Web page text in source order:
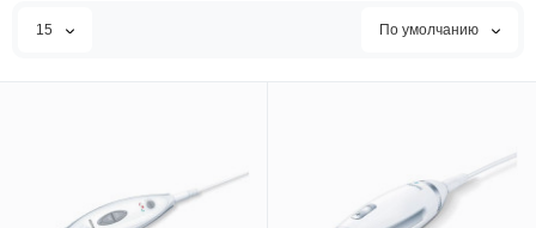
15 По умолчанию